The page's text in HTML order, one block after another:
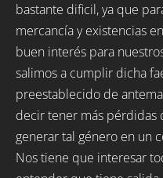
bastante dificil, ya que
mercancía y existencias
buen interés para
salimos a cumplir dicha
preestablecido de
decir tener más pérdidas
generar tal género en un
Nos tiene que interesar